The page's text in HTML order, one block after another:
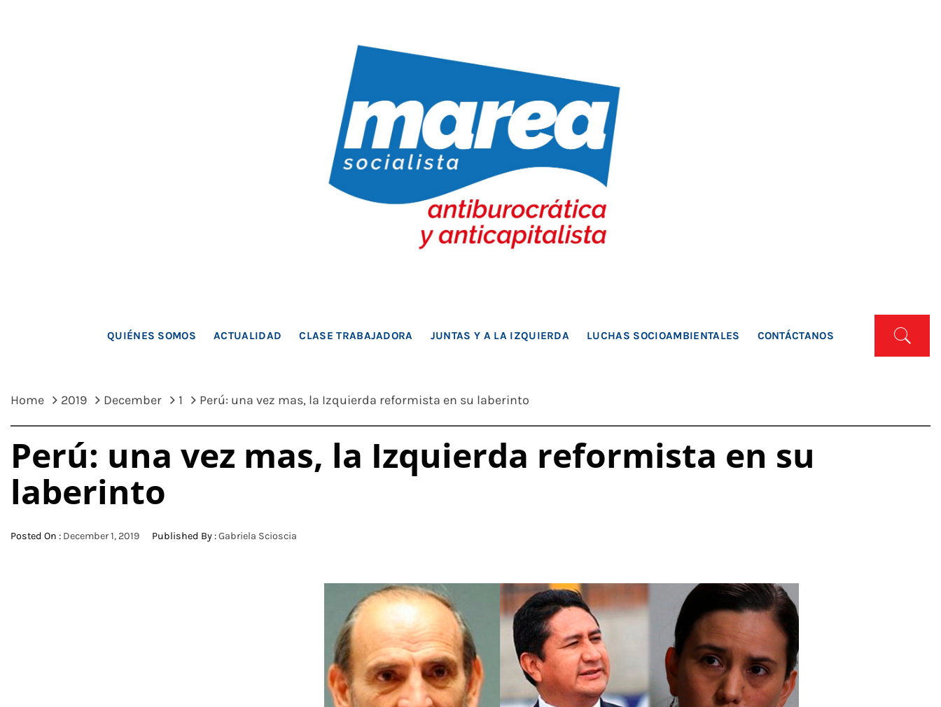
MAREA SOCIALISTA
QUIÉNES SOMOS ACTUALIDAD CLASE TRABAJADORA JUNTAS Y A LA IZQUIERDA LUCHAS SOCIOAMBIENTALES CONTÁCTANOS
Home 2019 December 1 Perú: una vez mas, la Izquierda reformista en su laberinto
Perú: una vez mas, la Izquierda reformista en su
laberinto
Posted On : December 1, 2019 Published By :Gabriela Scioscia